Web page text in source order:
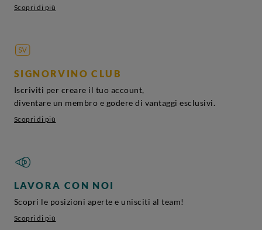
Scopri di più
SIGNORVINO CLUB
Iscriviti per creare il tuo account,
diventare un membro e godere di vantaggi esclusivi.
Scopri di più
LAVORA CON NOI
Scopri le posizioni aperte e unisciti al team!
Scopri di più